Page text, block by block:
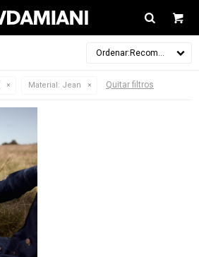
Recomendados
Material: Jean Quitar filtros